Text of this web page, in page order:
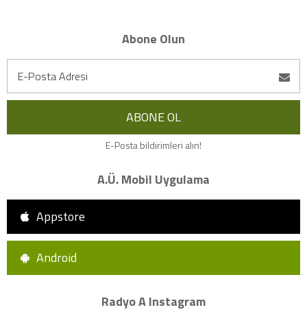
Abone Olun
E-Posta bildirimleri alın!
A.Ü. Mobil Uygulama
Appstore
Android
Radyo A Instagram